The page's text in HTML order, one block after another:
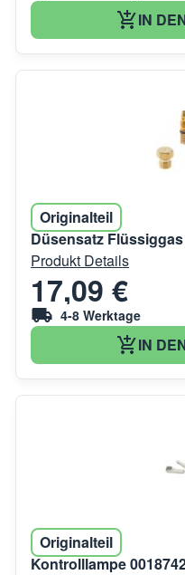
IN
Originalteil
Düsensatz
Produkt Details
17,09 €
4-8 Werktage
IN
Originalteil
Kontrolllampe